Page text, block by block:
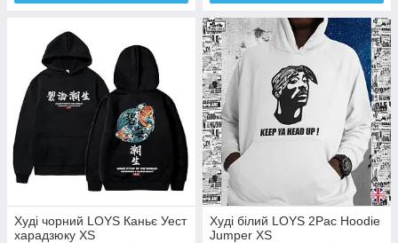
Худі чорний LOYS Каньє Уест
харадзюку XS
Худі білий LOYS 2Pac Hoodie
Jumper XS